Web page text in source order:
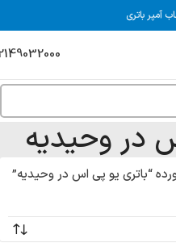
آمپر باتری
در وحیدیه
“باتری یو پی اس در وحیدیه”